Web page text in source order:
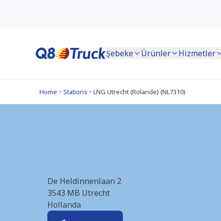
Şebeke Ürünler Hizmetler
Home Stations LNG Utrecht (Rolande) (NL7310)
De Heldinnenlaan 2
3543 MB Utrecht
Hollanda